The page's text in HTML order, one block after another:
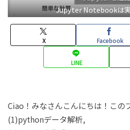
Jupyter Notebookは
X Facebook
LINE
Ciao！みなさんこんにちは！この
(1)pythonデータ解析,